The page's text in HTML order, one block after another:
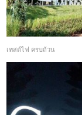
เทสต์ไฟ ครบถ้วน